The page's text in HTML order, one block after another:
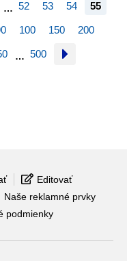
… 52 53 54 55
100 150 200
… 500
Editovať
Naše reklamné prvky
podmienky